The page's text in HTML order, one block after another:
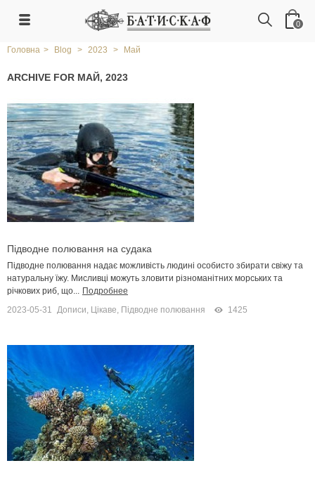
0
Головна > Blog > 2023 > Май
ARCHIVE FOR МАЙ, 2023
Підводне полювання на судака
Підводне полювання надає можливість людині особисто збирати свіжу та
натуральну їжу. Мисливці можуть зловити різноманітних морських та
річкових риб, що... Подробнее
2023-05-31 Дописи, Цікаве, Підводне полювання 1425